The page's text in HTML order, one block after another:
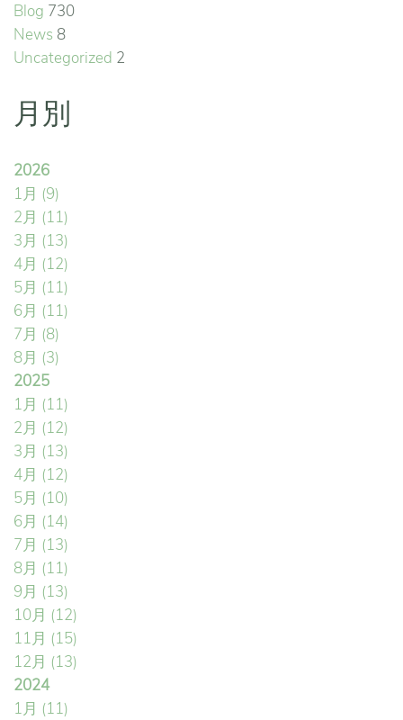
Blog 730
News 8
Uncategorized 2
月別
2026
1月 (9)
2月 (11)
3月 (13)
4月 (12)
5月 (11)
6月 (11)
7月 (8)
8月 (3)
2025
1月 (11)
2月 (12)
3月 (13)
4月 (12)
5月 (10)
6月 (14)
7月 (13)
8月 (11)
9月 (13)
10月 (12)
11月 (15)
12月 (13)
2024
1月 (11)